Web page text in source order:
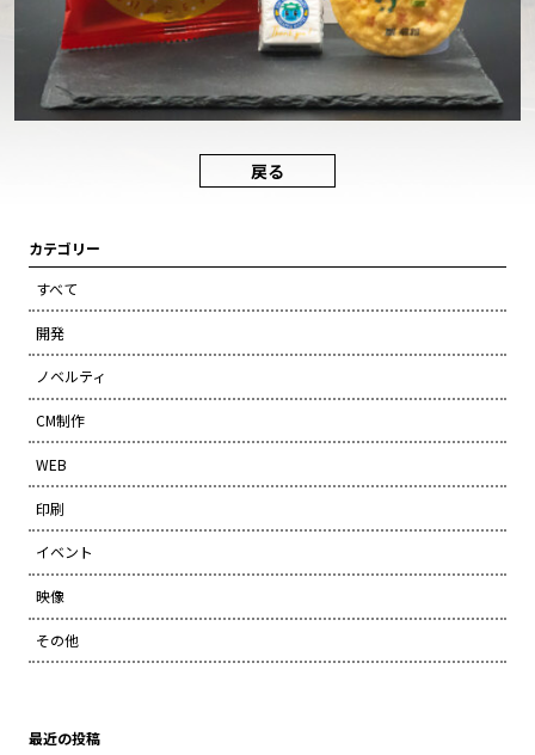
戻る
カテゴリー
すべて
開発
ノベルティ
CM制作
WEB
印刷
イベント
映像
その他
最近の投稿